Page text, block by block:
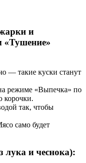
и
«Тушение»
— такие куски станут
режиме «Выпечка» по
корочки.
так, чтобы
само будет
лука и чеснока):